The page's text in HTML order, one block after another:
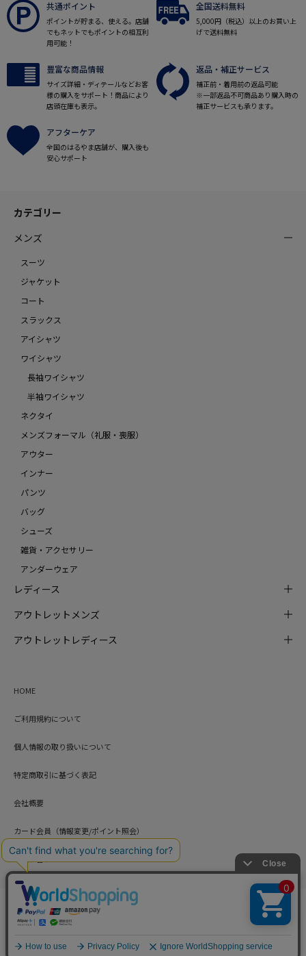
共通ポイント
ポイントが貯まる、使える。店舗
でもネットでもポイントの相互利
用可能！
全国送料無料
5,000円（税込）以上のお買い上
げで送料無料
豊富な商品情報
サイズ詳細・ディテールなどお客
様の購入をサポート！商品により
店頭在庫も表示。
返品・補正サービス
補正前・着用前の返品可能
※一部返品不可商品あり購入時の
補正サービスも承ります。
アフターケア
全国のはるやま店舗が、購入後も
安心サポート
カテゴリー
メンズ
スーツ
ジャケット
コート
スラックス
アイシャツ
ワイシャツ
長袖ワイシャツ
半袖ワイシャツ
ネクタイ
メンズフォーマル（礼服・喪服）
アウター
インナー
パンツ
バッグ
シューズ
雑貨・アクセサリー
アンダーウェア
レディース
アウトレットメンズ
アウトレットレディース
HOME
ご利用規約について
個人情報の取り扱いについて
特定商取引に基づく表記
会社概要
カード会員（情報変更/ポイント照会）
Copyright © HARUYAMA TRADING CO.,LTD. All Rights Reserved.